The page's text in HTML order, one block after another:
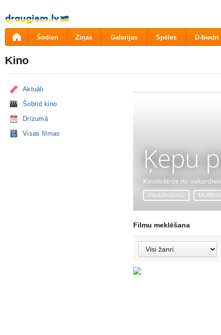
Pāriet
uz
saturu
Šodien Ziņas Galerijas Spēles D-biedri
Kino
Aktuāli
Šobrīd kino
Drīzumā
Visas filmas
Ķepu
Kinoteātros no
Piedzīvojumu
Filmu meklēšana